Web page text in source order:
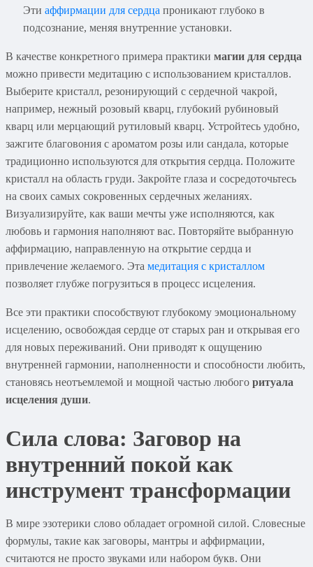
Эти аффирмации для сердца проникают глубоко в
подсознание, меняя внутренние установки.
В качестве конкретного примера практики магии для сердца
можно привести медитацию с использованием кристаллов.
Выберите кристалл, резонирующий с сердечной чакрой,
например, нежный розовый кварц, глубокий рубиновый
кварц или мерцающий рутиловый кварц. Устройтесь удобно,
зажгите благовония с ароматом розы или сандала, которые
традиционно используются для открытия сердца. Положите
кристалл на область груди. Закройте глаза и сосредоточьтесь
на своих самых сокровенных сердечных желаниях.
Визуализируйте, как ваши мечты уже исполняются, как
любовь и гармония наполняют вас. Повторяйте выбранную
аффирмацию, направленную на открытие сердца и
привлечение желаемого. Эта медитация с кристаллом
позволяет глубже погрузиться в процесс исцеления.
Все эти практики способствуют глубокому эмоциональному
исцелению, освобождая сердце от старых ран и открывая его
для новых переживаний. Они приводят к ощущению
внутренней гармонии, наполненности и способности любить,
становясь неотъемлемой и мощной частью любого ритуала
исцеления души.
Сила слова: Заговор на
внутренний покой как
инструмент трансформации
В мире эзотерики слово обладает огромной силой. Словесные
формулы, такие как заговоры, мантры и аффирмации,
считаются не просто звуками или набором букв. Они